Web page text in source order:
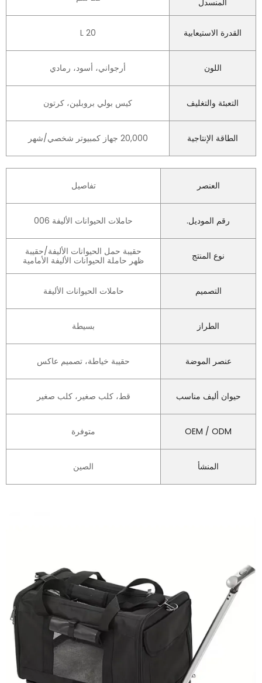
المنسدل
القدرة الاستيعابية 20 L
اللون أرجواني، أسود، رمادي
التعبئة والتغليف كيس بولي بروبلين، كرتون
الطاقة الإنتاجية 20,000 جهاز كمبيوتر شخصي/شهر
العنصر تفاصيل
رقم الموديل. حاملات الحيوانات الأليفة 006
نوع المنتج
حقيبة حمل الحيوانات الأليفة/حقيبة
ظهر حاملة الحيوانات الأليفة الأمامية
التصميم حاملات الحيوانات الأليفة
الطراز بسيطة
عنصر الموضة حقيبة خياطة، تصميم عاكس
حيوان أليف مناسب قط، كلب صغير، كلب صغير
OEM / ODM متوفرة
المنشأ الصين